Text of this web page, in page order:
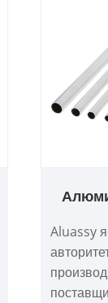
Aluassy